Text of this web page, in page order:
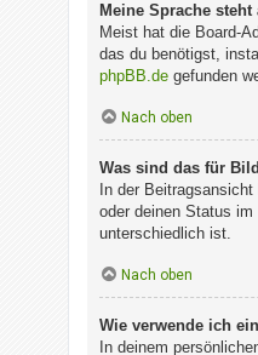
Meine Sprache
Meist hat die Board-
das du benötigst,
phpBB.de gefunden
Nach oben
Was sind das für
In der
oder deinen Status
unterschiedlich ist.
Nach oben
Wie verwende ich
In deinem